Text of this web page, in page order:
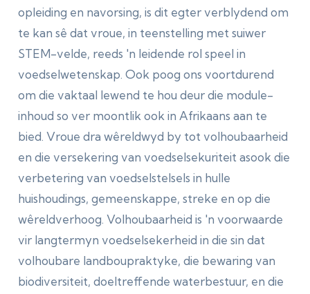
opleiding en navorsing, is dit egter verblydend om
te kan sê dat vroue, in teenstelling met suiwer
STEM-velde, reeds 'n leidende rol speel in
voedselwetenskap. Ook poog ons voortdurend
om die vaktaal lewend te hou deur die module-
inhoud so ver moontlik ook in Afrikaans aan te
bied. Vroue dra wêreldwyd by tot volhoubaarheid
en die versekering van voedselsekuriteit asook die
verbetering van voedselstelsels in hulle
huishoudings, gemeenskappe, streke en op die
wêreldverhoog. Volhoubaarheid is 'n voorwaarde
vir langtermyn voedselsekerheid in die sin dat
volhoubare landboupraktyke, die bewaring van
biodiversiteit, doeltreffende waterbestuur, en die